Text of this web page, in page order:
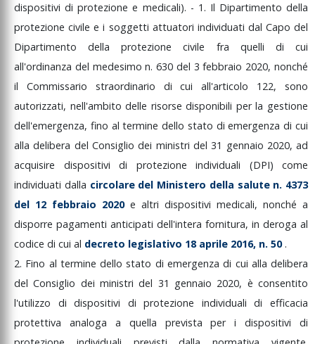
dispositividiprotezionee medicali). - 1. Il Dipartimentodella
protezionecivileei soggetti attuatori individuati dal Capodel
Dipartimentodellaprotezionecivile fra quelli dicui
all'ordinanza del medesimon.630 del 3febbraio 2020,nonché
il Commissario straordinario dicuiall'articolo 122,sono
autorizzati, nell'ambitodelle risorsedisponibili perla gestione
dell'emergenza, fino alterminedello stato diemergenzadicui
alladelibera del Consigliodei ministri del31 gennaio 2020,ad
acquisire dispositivi di protezione individuali (DPI) come
individuati dalla circolare del Ministero della salute n. 4373
del 12 febbraio 2020 e altri dispositivi medicali, nonché a
disporre pagamenti anticipati dell'intera fornitura, in deroga al
codice di cui al decreto legislativo 18 aprile 2016, n. 50 .
2. Fino al terminedellostato di emergenzadi cui alladelibera
delConsiglio deiministridel 31 gennaio 2020, èconsentito
l'utilizzo didispositivi diprotezione individualidiefficacia
protettiva analoga a quella previstaperidispositivi di